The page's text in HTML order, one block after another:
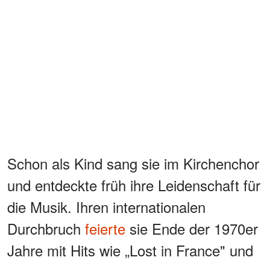
Schon als Kind sang sie im Kirchenchor
und entdeckte früh ihre Leidenschaft für
die Musik. Ihren internationalen
Durchbruch feierte sie Ende der 1970er
Jahre mit Hits wie „Lost in France" und